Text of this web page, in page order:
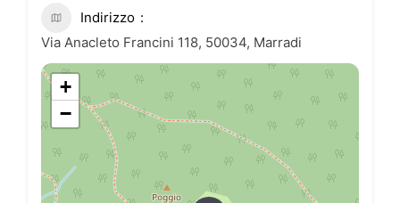
Indirizzo
Via Anacleto Francini 118, 50034, Marradi
+
−